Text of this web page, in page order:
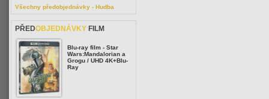
Všechny předobjednávky - Hudba
PŘEDOBJEDNÁVKY FILM
Blu-ray film - Star
Wars:Mandalorian a
Grogu / UHD 4K+Blu-
Ray